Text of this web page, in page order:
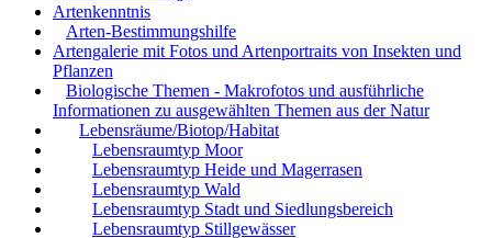
Artenkenntnis
Arten-Bestimmungshilfe
Artengalerie mit Fotos und Artenportraits von Insekten und
Pflanzen
Biologische Themen - Makrofotos und ausführliche
Informationen zu ausgewählten Themen aus der Natur
Lebensräume/Biotop/Habitat
Lebensraumtyp Moor
Lebensraumtyp Heide und Magerrasen
Lebensraumtyp Wald
Lebensraumtyp Stadt und Siedlungsbereich
Lebensraumtyp Stillgewässer